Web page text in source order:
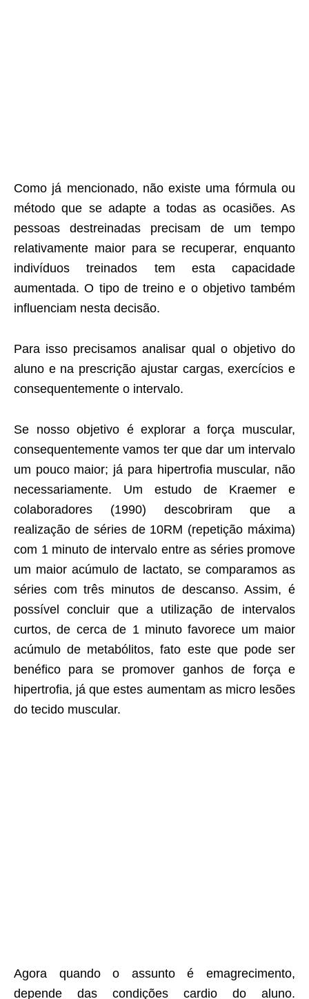
Como já mencionado, não existe uma fórmula ou
método que se adapte a todas as ocasiões. As
pessoas destreinadas precisam de um tempo
relativamente maior para se recuperar, enquanto
indivíduos treinados tem esta capacidade
aumentada. O tipo de treino e o objetivo também
influenciam nesta decisão.
Para isso precisamos analisar qual o objetivo do
aluno e na prescrição ajustar cargas, exercícios e
consequentemente o intervalo.
Se nosso objetivo é explorar a força muscular,
consequentemente vamos ter que dar um intervalo
um pouco maior; já para hipertrofia muscular, não
necessariamente. Um estudo de Kraemer e
colaboradores (1990) descobriram que a
realização de séries de 10RM (repetição máxima)
com 1 minuto de intervalo entre as séries promove
um maior acúmulo de lactato, se comparamos as
séries com três minutos de descanso. Assim, é
possível concluir que a utilização de intervalos
curtos, de cerca de 1 minuto favorece um maior
acúmulo de metabólitos, fato este que pode ser
benéfico para se promover ganhos de força e
hipertrofia, já que estes aumentam as micro lesões
do tecido muscular.
Agora quando o assunto é emagrecimento,
depende das condições cardio do aluno.